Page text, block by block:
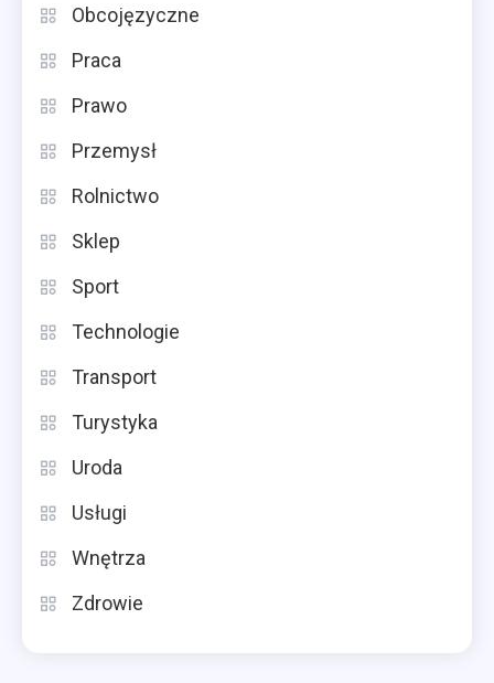
Obcojęzyczne
Praca
Prawo
Przemysł
Rolnictwo
Sklep
Sport
Technologie
Transport
Turystyka
Uroda
Usługi
Wnętrza
Zdrowie